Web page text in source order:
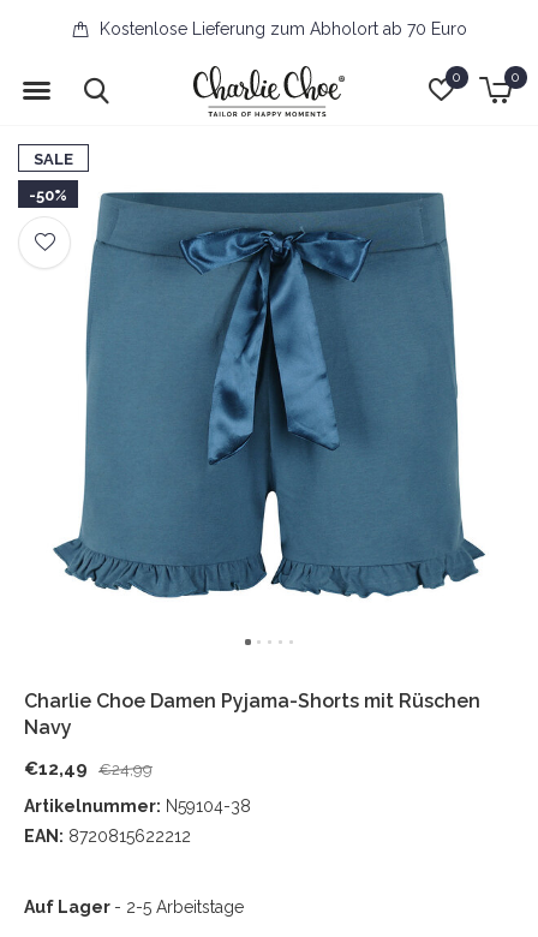
0 0
Kostenlose Lieferung zum Abholort ab 70 Euro
SALE
-50%
Charlie Choe Damen Pyjama-Shorts mit Rüschen
Navy
€12,49 €24,99
Artikelnummer: N59104-38
EAN: 8720815622212
Auf Lager - 2-5 Arbeitstage